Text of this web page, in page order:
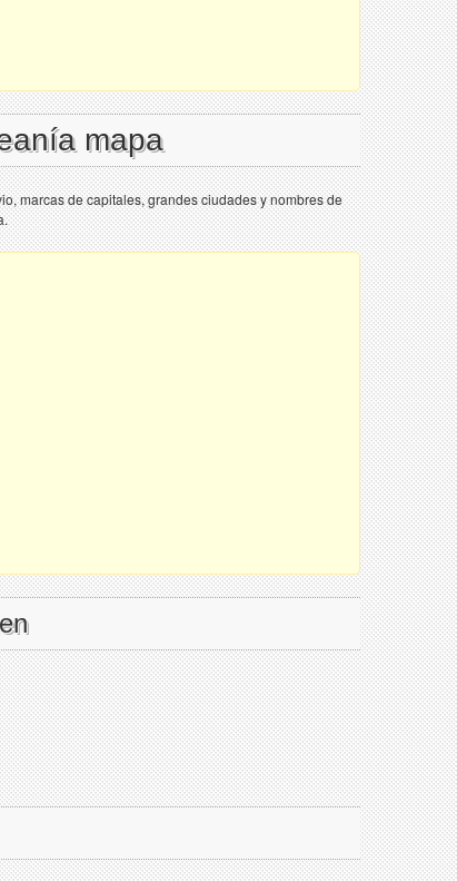
mapa
marcas de capitales, grandes ciudades y nombres de